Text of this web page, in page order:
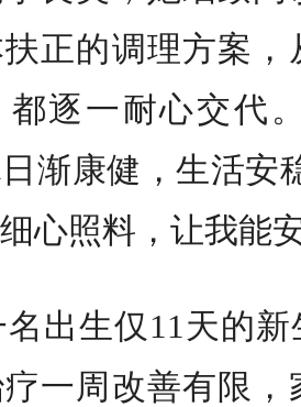
正的调理方案
都逐一耐心交代
渐康健，生活安
心照料，让我能
出生仅11天的
疗一周改善有限